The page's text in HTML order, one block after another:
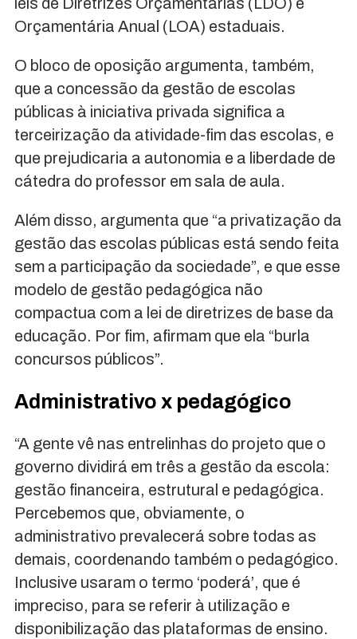
Orçamentária Anual (LOA) estaduais.
O bloco de oposição argumenta, também,
que a concessão da gestão de escolas
públicas à iniciativa privada significa a
terceirização da atividade-fim das escolas, e
que prejudicaria a autonomia e a liberdade de
cátedra do professor em sala de aula.
Além disso, argumenta que “a privatização da
gestão das escolas públicas está sendo feita
sem a participação da sociedade”, e que esse
modelo de gestão pedagógica não
compactua com a lei de diretrizes de base da
educação. Por fim, afirmam que ela “burla
concursos públicos”.
Administrativo x pedagógico
“A gente vê nas entrelinhas do projeto que o
governo dividirá em três a gestão da escola:
gestão financeira, estrutural e pedagógica.
Percebemos que, obviamente, o
administrativo prevalecerá sobre todas as
demais, coordenando também o pedagógico.
Inclusive usaram o termo ‘poderá’, que é
impreciso, para se referir à utilização e
disponibilização das plataformas de ensino.